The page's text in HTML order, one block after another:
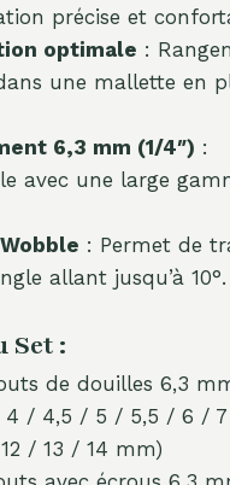
précise et
optimale :
une mallette en
6,3 mm (1/4″) :
avec une large
: Permet de
allant jusqu’à 10°.
Set :
de douilles 6,3
4 / 4,5 / 5 / 5,5 / 6 /
/ 13 / 14 mm)